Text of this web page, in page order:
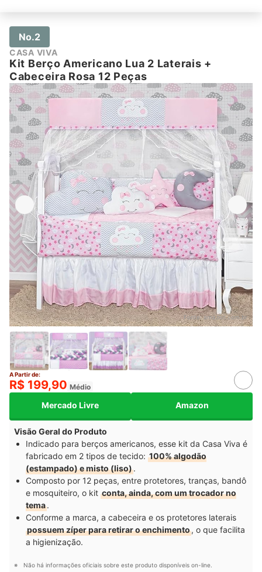
No.2
CASA VIVA
Kit Berço Americano Lua 2 Laterais +
Cabeceira Rosa 12 Peças
Fonte:amazon.com.br
A Partir de:
R$ 199,90 Médio
Mercado Livre Amazon
Visão Geral do Produto
Indicado para berços americanos, esse kit da Casa Viva é
fabricado em 2 tipos de tecido: 100% algodão
(estampado) e misto (liso).
Composto por 12 peças, entre protetores, tranças, bandô
e mosquiteiro, o kit conta, ainda, com um trocador no
tema.
Conforme a marca, a cabeceira e os protetores laterais
possuem zíper para retirar o enchimento, o que facilita
a higienização.
Não há informações oficiais sobre este produto disponíveis on-line.